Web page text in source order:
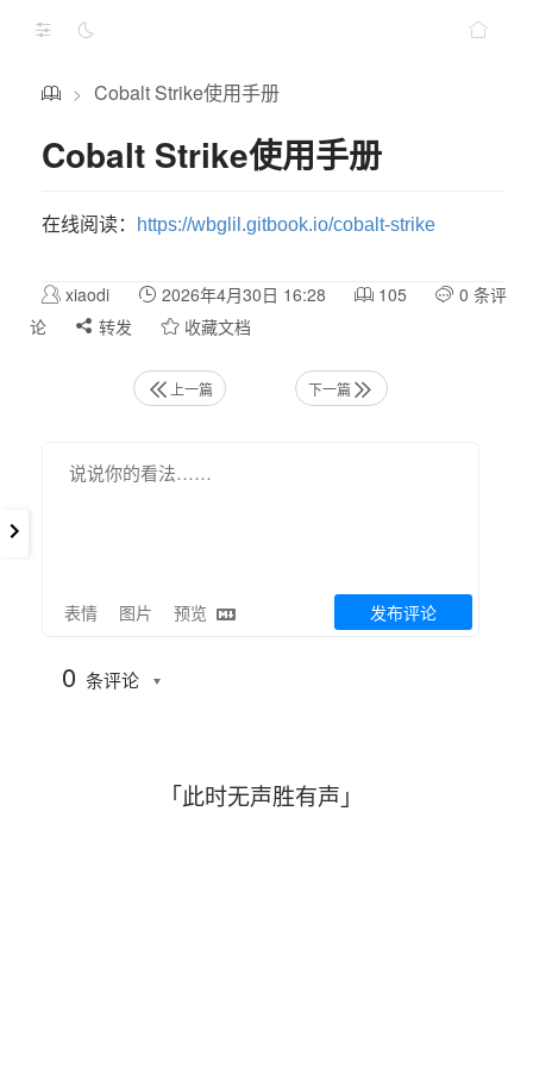
> Cobalt Strike使用手册
Cobalt Strike使用手册
在线阅读： https://wbglil.gitbook.io/cobalt-strike
xiaodi 2026年4月30日 16:28 105
0 条评
论
转发 收藏文档
上一篇 下一篇
表情 图片 预览 发布评论
0 条评论
「此时无声胜有声」